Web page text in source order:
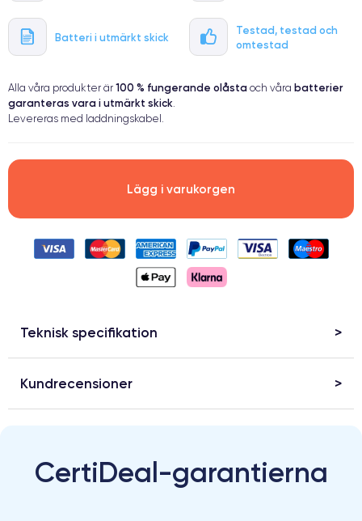
Batteri i utmärkt skick
Testad, testad och
omtestad
Alla våra produkter är 100 % fungerande olåsta och våra batterier
garanteras vara i utmärkt skick.
Levereras med laddningskabel.
Lägg i varukorgen
Teknisk specifikation
Kundrecensioner
CertiDeal-garantierna